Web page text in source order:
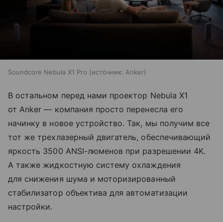
Soundcore Nebula X1 Pro источник: Anker
В остальном перед нами проектор Nebula X1
от Anker — компания просто перенесла его
начинку в новое устройство. Так, мы получим все
тот же трехлазерный двигатель, обеспечивающий
яркость 3500 ANSI-люменов при разрешении 4K.
А также жидкостную систему охлаждения
для снижения шума и моторизированный
стабилизатор объектива для автоматизации
настройки.